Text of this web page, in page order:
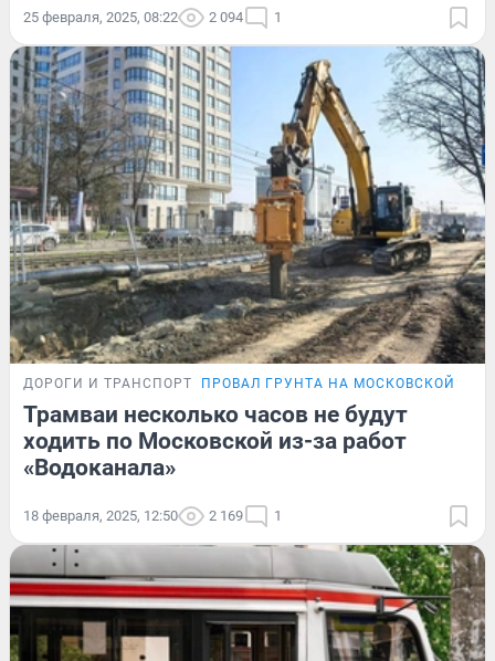
25 февраля, 2025, 08:22 2 094 1
ДОРОГИ И ТРАНСПОРТ ПРОВАЛ ГРУНТА НА МОСКОВСКОЙ
Трамваи несколько часов не будут
ходить по Московской из-за работ
«Водоканала»
18 февраля, 2025, 12:50 2 169 1